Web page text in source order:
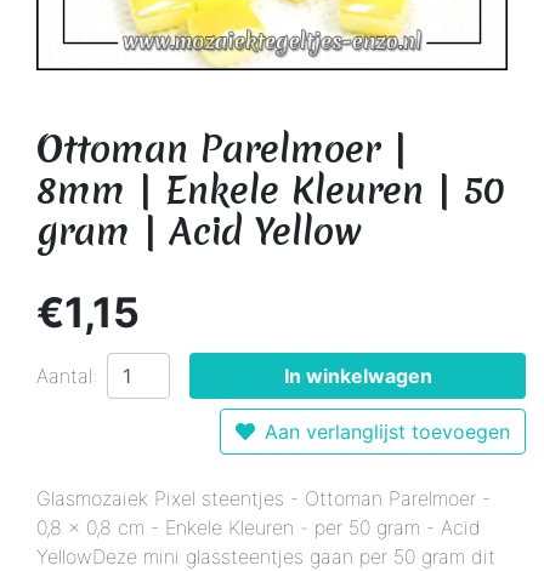
Ottoman Parelmoer |
8mm | Enkele Kleuren | 50
gram | Acid Yellow
€1,15
Aantal: In winkelwagen
Aan verlanglijst toevoegen
Glasmozaiek Pixel steentjes - Ottoman Parelmoer -
0,8 x 0,8 cm - Enkele Kleuren - per 50 gram - Acid
YellowDeze mini glassteentjes gaan per 50 gram dit